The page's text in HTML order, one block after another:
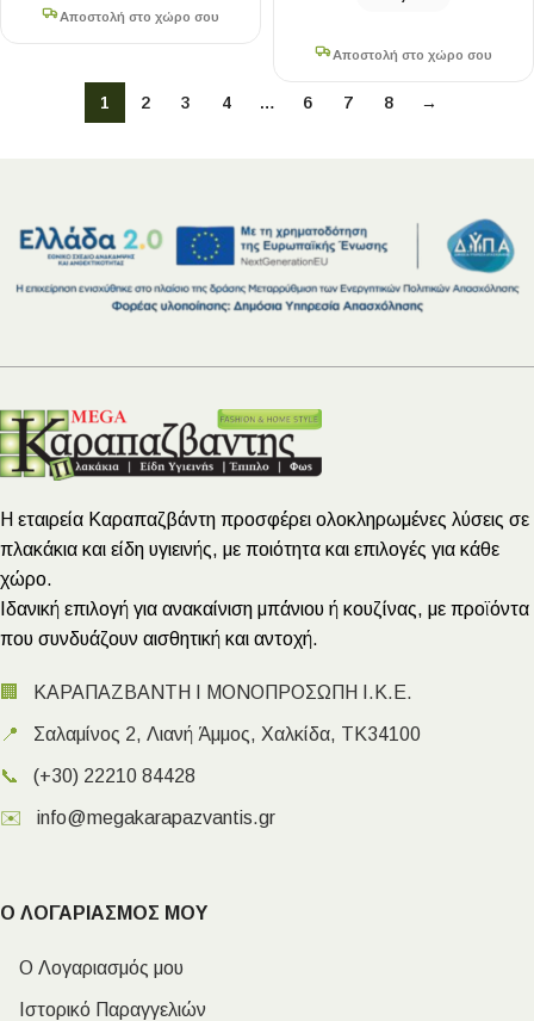
Αποστολή στο χώρο σου
Αποστολή στο χώρο σου
1 2 3 4 … 6 7 8 →
Η εταιρεία Καραπαζβάντη προσφέρει ολοκληρωμένες λύσεις σε
πλακάκια και είδη υγιεινής, με ποιότητα και επιλογές για κάθε
χώρο.
Ιδανική επιλογή για ανακαίνιση μπάνιου ή κουζίνας, με προϊόντα
που συνδυάζουν αισθητική και αντοχή.
🏢 ΚΑΡΑΠΑΖΒΑΝΤΗ Ι ΜΟΝΟΠΡΟΣΩΠΗ Ι.Κ.Ε.
📍 Σαλαμίνος 2, Λιανή Άμμος, Χαλκίδα, ΤΚ34100
📞 (+30) 22210 84428
✉️ info@megakarapazvantis.gr
Ο ΛΟΓΑΡΙΑΣΜΟΣ ΜΟΥ
Ο Λογαριασμός μου
Ιστορικό Παραγγελιών